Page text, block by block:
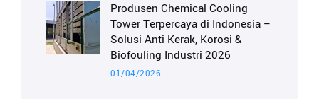
Produsen Chemical Cooling
Tower Terpercaya di Indonesia –
Solusi Anti Kerak, Korosi &
Biofouling Industri 2026
01/04/2026